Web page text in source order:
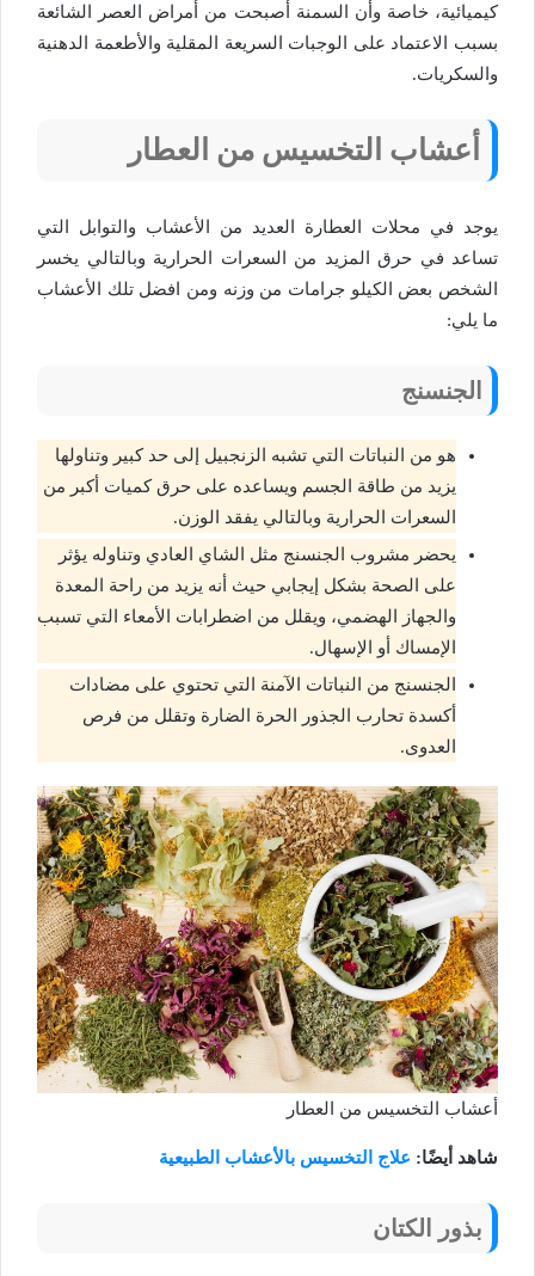
كيميائية، خاصة وأن السمنة أصبحت من أمراض العصر الشائعة
بسبب الاعتماد على الوجبات السريعة المقلية والأطعمة الدهنية
والسكريات.
أعشاب التخسيس من العطار
يوجد في محلات العطارة العديد من الأعشاب والتوابل التي
تساعد في حرق المزيد من السعرات الحرارية وبالتالي يخسر
الشخص بعض الكيلو جرامات من وزنه ومن افضل تلك الأعشاب
ما يلي:
الجنسنج
هو من النباتات التي تشبه الزنجبيل إلى حد كبير وتناولها
يزيد من طاقة الجسم ويساعده على حرق كميات أكبر من
السعرات الحرارية وبالتالي يفقد الوزن.
يحضر مشروب الجنسنج مثل الشاي العادي وتناوله يؤثر
على الصحة بشكل إيجابي حيث أنه يزيد من راحة المعدة
والجهاز الهضمي، ويقلل من اضطرابات الأمعاء التي تسبب
الإمساك أو الإسهال.
الجنسنج من النباتات الآمنة التي تحتوي على مضادات
أكسدة تحارب الجذور الحرة الضارة وتقلل من فرص
العدوى.
أعشاب التخسيس من العطار
شاهد أيضًا: علاج التخسيس بالأعشاب الطبيعية
بذور الكتان